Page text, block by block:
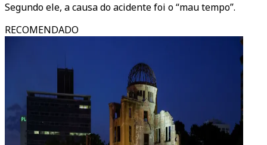
Segundo ele, a causa do acidente foi o “mau tempo”.
RECOMENDADO